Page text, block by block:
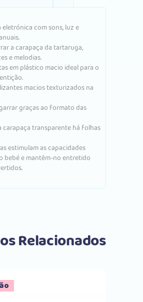
com sons, luz e
a carapaça da tartaruga,
e melodias.
em plástico macio ideal para o
macios texturizados na
graças ao formato das
carapaça transparente há folhas
estimulam as capacidades
bebé e mantêm-no entretido
Relacionados